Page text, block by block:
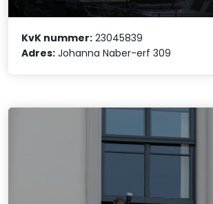
KvK nummer: 23045839
Adres: Johanna Naber-erf 309